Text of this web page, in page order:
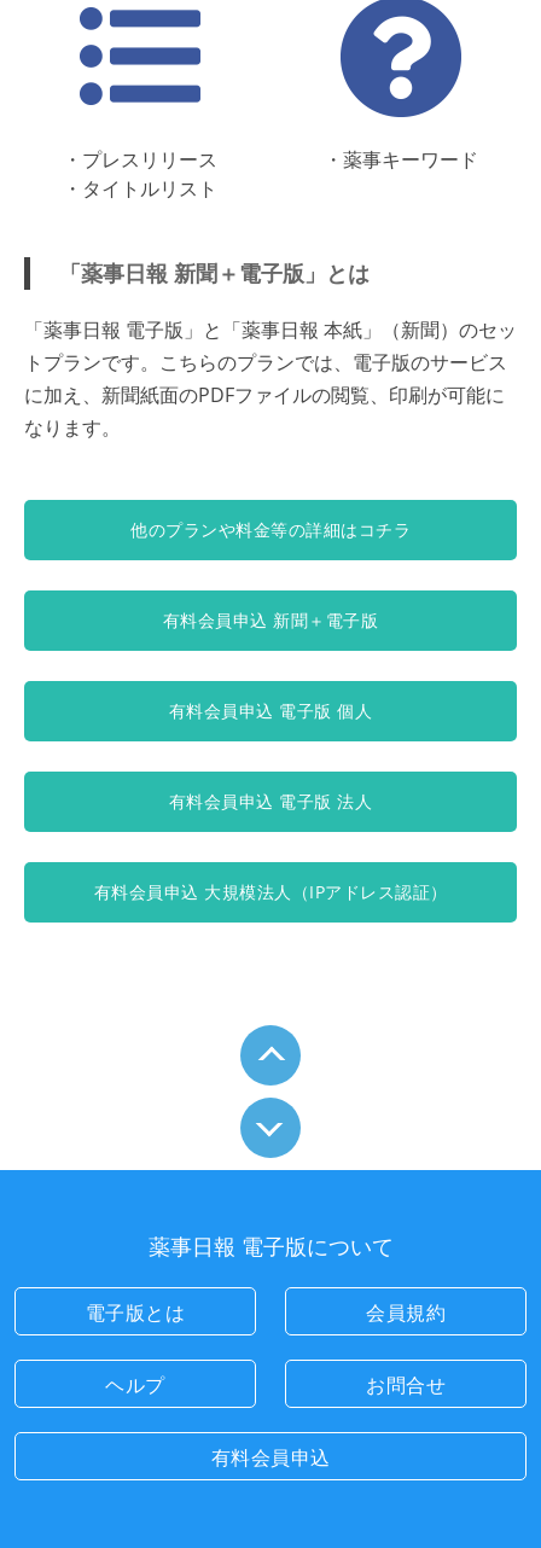
・プレスリリース
・タイトルリスト
・薬事キーワード
「薬事日報 新聞＋電子版」とは
「薬事日報 電子版」と「薬事日報 本紙」（新聞）のセッ
トプランです。こちらのプランでは、電子版のサービス
に加え、新聞紙面のPDFファイルの閲覧、印刷が可能に
なります。
他のプランや料金等の詳細はコチラ
有料会員申込 新聞＋電子版
有料会員申込 電子版 個人
有料会員申込 電子版 法人
有料会員申込 大規模法人（IPアドレス認証）
薬事日報 電子版について
電子版とは 会員規約
ヘルプ お問合せ
有料会員申込